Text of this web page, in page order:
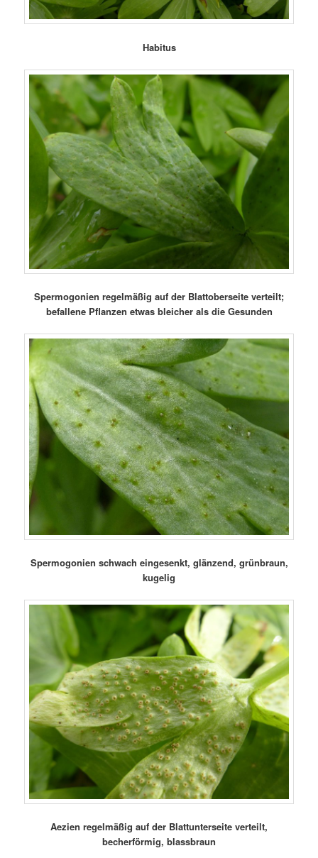
Habitus
Spermogonien regelmäßig auf der Blattoberseite verteilt;
befallene Pflanzen etwas bleicher als die Gesunden
Spermogonien schwach eingesenkt, glänzend, grünbraun,
kugelig
Aezien regelmäßig auf der Blattunterseite verteilt,
becherförmig, blassbraun